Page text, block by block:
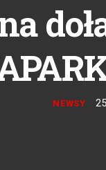
NEWSY